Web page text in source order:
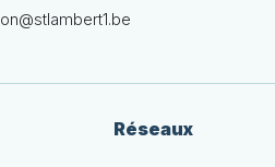
Réseaux